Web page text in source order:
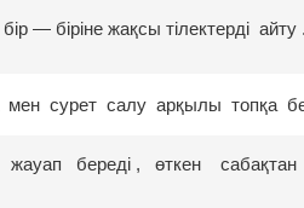
— біріне жақсы тілектерді айту .
сурет салу арқылы топқа
береді , өткен сабақтан